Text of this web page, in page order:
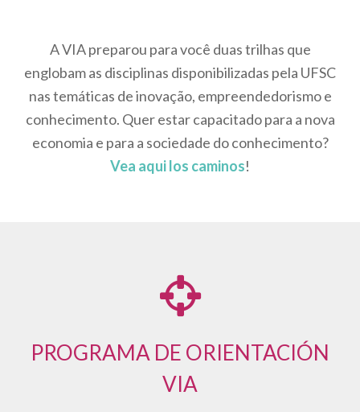
A VIA preparou para você duas trilhas que
englobam as disciplinas disponibilizadas pela UFSC
nas temáticas de inovação, empreendedorismo e
conhecimento. Quer estar capacitado para a nova
economia e para a sociedade do conhecimento?
Vea aqui los caminos!
PROGRAMA DE ORIENTACIÓN
VIA